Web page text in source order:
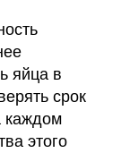
яйца в
срок
каждом
этого